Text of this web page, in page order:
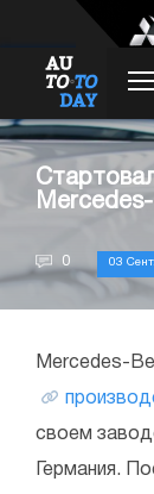
0 03
Mercedes-
своем
Германия.